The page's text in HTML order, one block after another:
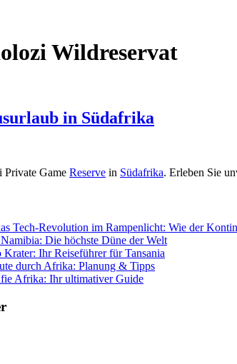
Wildreservat
in Südafrika
Private Game Reserve in Südafrika. Erleben Sie
Tech-Revolution im Rampenlicht: Wie der
Die höchste Düne der Welt
Ihr Reiseführer für Tansania
durch Afrika: Planung & Tipps
Afrika: Ihr ultimativer Guide